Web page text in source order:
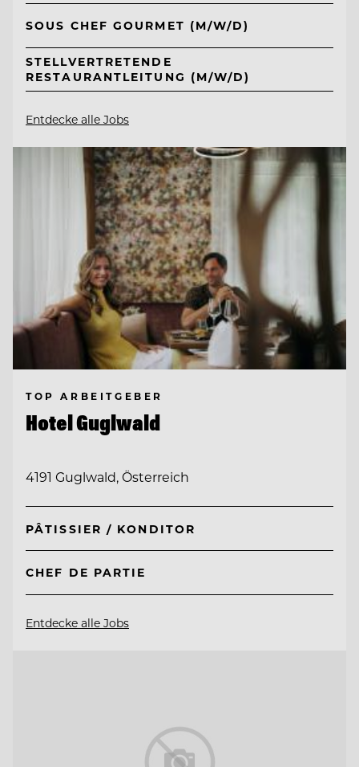
SOUS CHEF GOURMET (M/W/D)
STELLVERTRETENDE
RESTAURANTLEITUNG (M/W/D)
Entdecke alle Jobs
TOP ARBEITGEBER
Hotel Guglwald
4191 Guglwald, Österreich
PÂTISSIER / KONDITOR
CHEF DE PARTIE
Entdecke alle Jobs